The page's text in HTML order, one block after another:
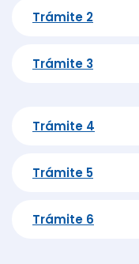
Trámite 2
Trámite 3
Trámite 4
Trámite 5
Trámite 6